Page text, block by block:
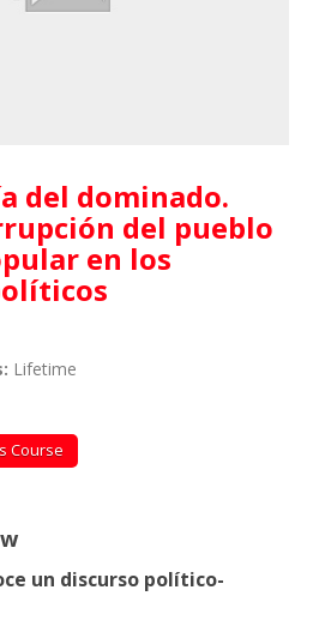
del pueblo
en los
Lifetime
Course
un discurso político-